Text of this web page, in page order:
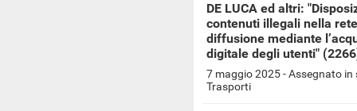
DE LUCA ed altri:
contenuti illegali nella
diffusione mediante
digitale degli utenti"
7 maggio 2025 - Assegnato in
Trasporti